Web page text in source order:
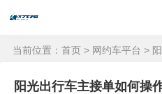
当前位置： 首页 > 网约车平台 >
阳光出行车主接单如何操